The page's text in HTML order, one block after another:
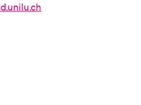
Anmeldung und Zulassung